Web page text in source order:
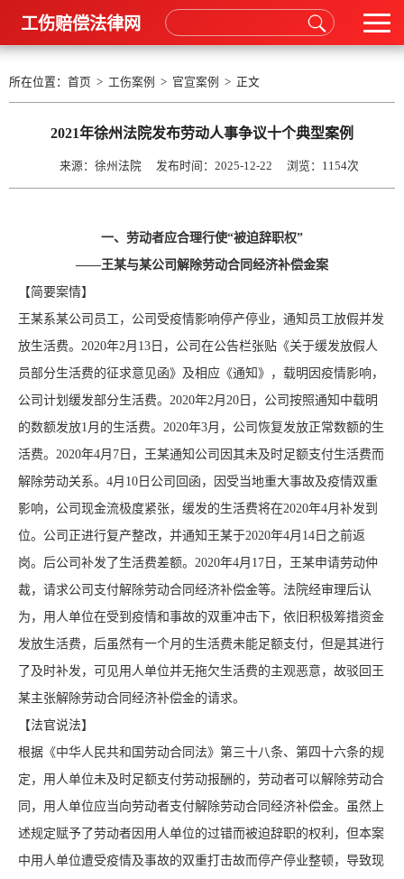
工伤赔偿法律网
所在位置： 首页 > 工伤案例 > 官宣案例 > 正文
2021年徐州法院发布劳动人事争议十个典型案例
来源：徐州法院 发布时间：2025-12-22 浏览： 1154次
一、劳动者应合理行使“被迫辞职权”
——王某与某公司解除劳动合同经济补偿金案
【简要案情】
王某系某公司员工，公司受疫情影响停产停业，通知员工放假并发
放生活费。2020年2月13日，公司在公告栏张贴《关于缓发放假人
员部分生活费的征求意见函》及相应《通知》，载明因疫情影响，
公司计划缓发部分生活费。2020年2月20日，公司按照通知中载明
的数额发放1月的生活费。2020年3月，公司恢复发放正常数额的生
活费。2020年4月7日，王某通知公司因其未及时足额支付生活费而
解除劳动关系。4月10日公司回函，因受当地重大事故及疫情双重
影响，公司现金流极度紧张，缓发的生活费将在2020年4月补发到
位。公司正进行复产整改，并通知王某于2020年4月14日之前返
岗。后公司补发了生活费差额。2020年4月17日，王某申请劳动仲
裁，请求公司支付解除劳动合同经济补偿金等。法院经审理后认
为，用人单位在受到疫情和事故的双重冲击下，依旧积极筹措资金
发放生活费，后虽然有一个月的生活费未能足额支付，但是其进行
了及时补发，可见用人单位并无拖欠生活费的主观恶意，故驳回王
某主张解除劳动合同经济补偿金的请求。
【法官说法】
根据《中华人民共和国劳动合同法》第三十八条、第四十六条的规
定，用人单位未及时足额支付劳动报酬的，劳动者可以解除劳动合
同，用人单位应当向劳动者支付解除劳动合同经济补偿金。虽然上
述规定赋予了劳动者因用人单位的过错而被迫辞职的权利，但本案
中用人单位遭受疫情及事故的双重打击故而停产停业整顿，导致现